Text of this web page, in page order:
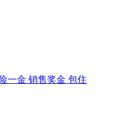
一金 销售奖金 包住